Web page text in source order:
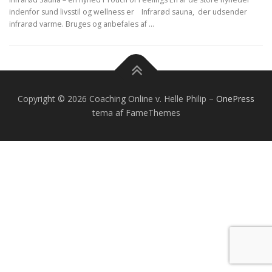
indenfor sund livsstil og wellness er Infrarød sauna, der udsender
infrarød varme. Bruges og anbefales af …
Copyright © 2026 Coaching Online v. Helle Philip – OnePress
tema af FameThemes